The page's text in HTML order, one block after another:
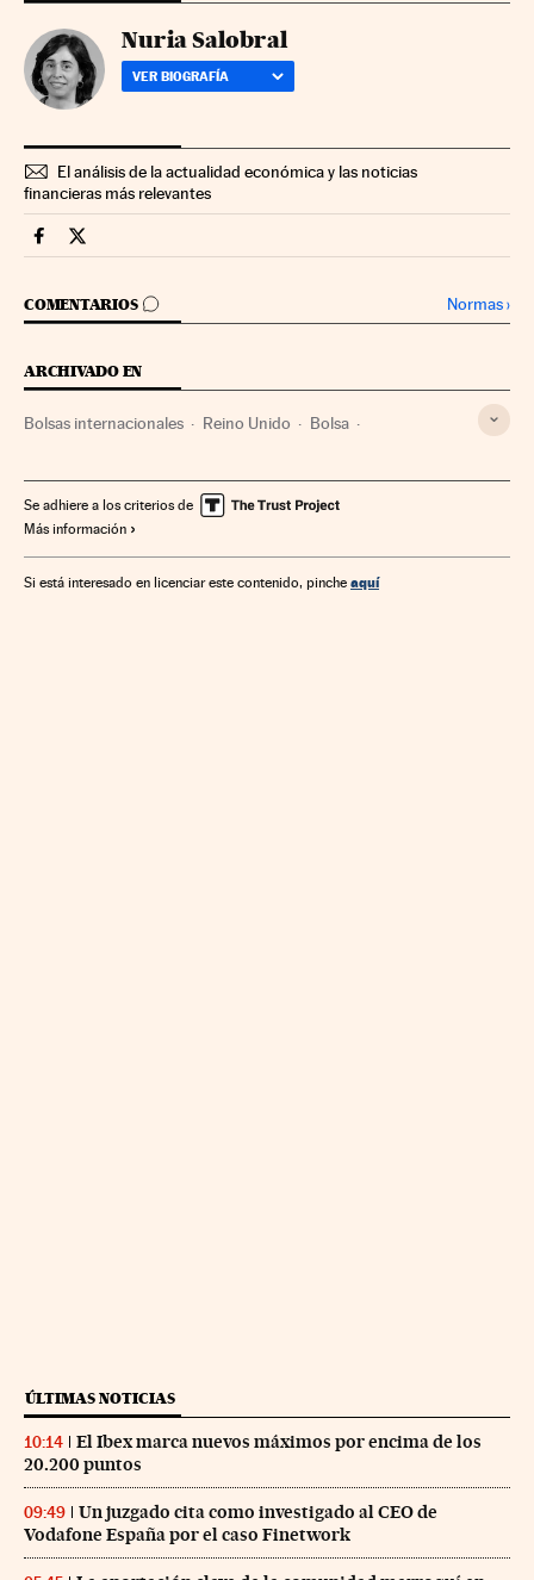
Nuria Salobral
VER BIOGRAFÍA
El análisis de la actualidad económica y las noticias
financieras más relevantes
Mercados Financieros Cinco Días en Facebook
Mercados Financieros Cinco Días en Twitter
COMENTARIOS
IR A LOS COMENTARIOS Normas›
ARCHIVADO EN
Bolsas internacionales Reino Unido Bolsa
Finanzas
Se adhiere a los criterios de
Más información
Si está interesado en licenciar este contenido, pinche aquí
ÚLTIMAS NOTICIAS
10:14
El Ibex marca nuevos máximos por encima de los
20.200 puntos
09:49
Un juzgado cita como investigado al CEO de
Vodafone España por el caso Finetwork